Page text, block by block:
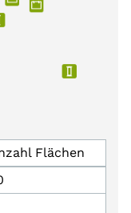
Flächen